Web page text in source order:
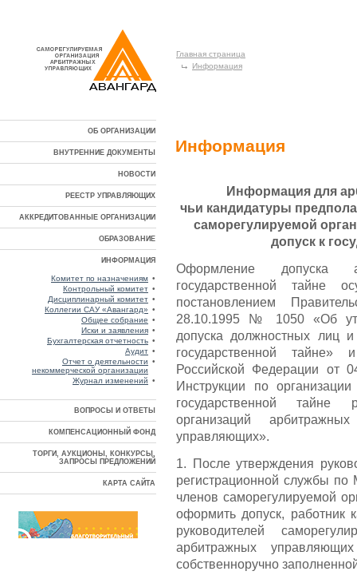
Главная страница
Информация
ОБ ОРГАНИЗАЦИИ
ВНУТРЕННИЕ ДОКУМЕНТЫ
НОВОСТИ
РЕЕСТР УПРАВЛЯЮЩИХ
АККРЕДИТОВАННЫЕ ОРГАНИЗАЦИИ
ОБРАЗОВАНИЕ
ИНФОРМАЦИЯ
Комитет по назначениям •
Контрольный комитет •
Дисциплинарный комитет •
Коллегии САУ «Авангард» •
Общее собрание •
Иски и заявления •
Бухгалтерская отчетность •
Аудит •
Отчет о деятельности
некоммерческой организации
•
Журнал изменений •
ВОПРОСЫ И ОТВЕТЫ
КОМПЕНСАЦИОННЫЙ ФОНД
ТОРГИ, АУКЦИОНЫ, КОНКУРСЫ,
ЗАПРОСЫ ПРЕДЛОЖЕНИЙ
КАРТА САЙТА
Информация
Информация для
чьи кандидатуры
саморегулируемой
допуск к
Оформление допуска
государственной тайне
постановлением
28.10.1995 № 1050 «Об
допуска должностных лиц
государственной тайне»
Российской Федерации от
Инструкции по
государственной тайне
организаций
управляющих».
1. После утверждения
регистрационной службы по
членов саморегулируемой
оформить допуск, работник
руководителей
арбитражных
собственноручно